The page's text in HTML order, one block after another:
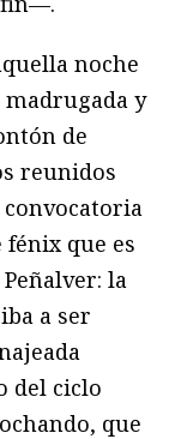
noche
madrugada y
de
reunidos
fénix que es
la
a ser
del ciclo
que